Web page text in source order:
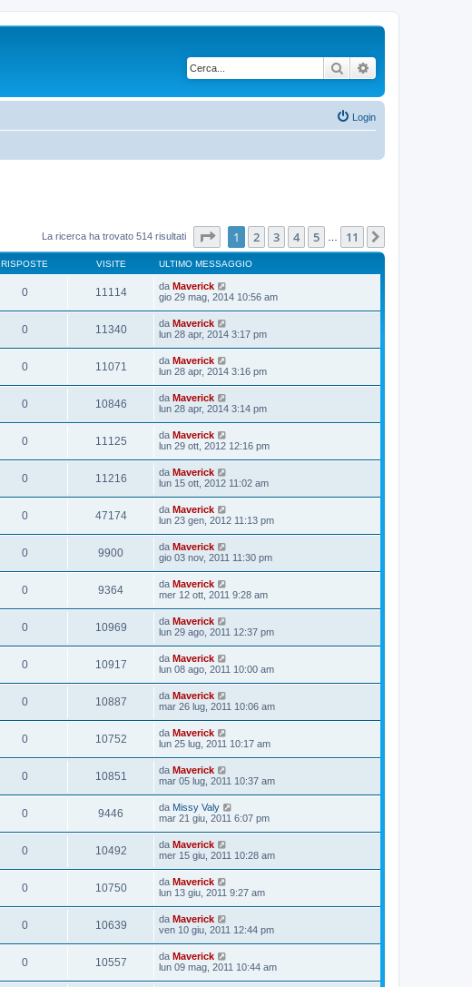
Cerca
Login
La ricerca ha trovato 514 risultati Pagina1 di
1 2 3 4 5 11
RISPOSTE VISITE ULTIMO MESSAGGIO
0 11114 da Maverick
gio 29 mag, 2014 10:56 am
0 11340 da Maverick
lun 28 apr, 2014 3:17 pm
0 11071 da Maverick
lun 28 apr, 2014 3:16 pm
0 10846 da Maverick
lun 28 apr, 2014 3:14 pm
0 11125 da Maverick
lun 29 ott, 2012 12:16 pm
0 11216 da Maverick
lun 15 ott, 2012 11:02 am
0 47174 da Maverick
lun 23 gen, 2012 11:13 pm
0 9900 da Maverick
gio 03 nov, 2011 11:30 pm
0 9364 da Maverick
mer 12 ott, 2011 9:28 am
0 10969 da Maverick
lun 29 ago, 2011 12:37 pm
0 10917 da Maverick
lun 08 ago, 2011 10:00 am
0 10887 da Maverick
mar 26 lug, 2011 10:06 am
0 10752 da Maverick
lun 25 lug, 2011 10:17 am
0 10851 da Maverick
mar 05 lug, 2011 10:37 am
0 9446 da Missy Valy
mar 21 giu, 2011 6:07 pm
0 10492 da Maverick
mer 15 giu, 2011 10:28 am
0 10750 da Maverick
lun 13 giu, 2011 9:27 am
0 10639 da Maverick
ven 10 giu, 2011 12:44 pm
0 10557 da Maverick
lun 09 mag, 2011 10:44 am